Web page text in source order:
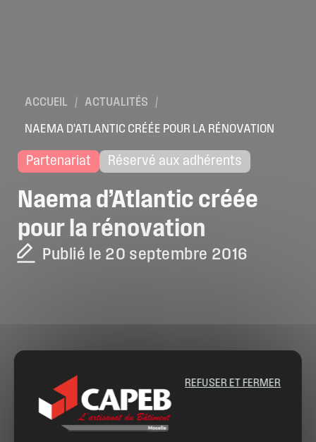
ACCUEIL / ACTUALITÉS
/
NAEMA D’ATLANTIC CRÉÉE POUR LA RÉNOVATION
Partenariat Réservé aux adhérents
Naema d’Atlantic créée
pourla rénovation
Publié le 20 septembre 2016
REFUSER ET FERMER